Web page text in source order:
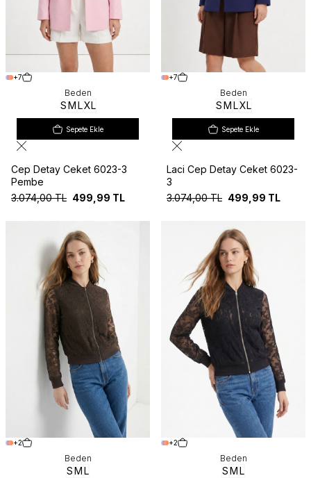
+7
Beden
SMLXL
Sepete Ekle
Cep Detay Ceket 6023-3
Pembe
3.074,00TL 499,99 TL
+7
Beden
SMLXL
Sepete Ekle
Laci Cep Detay Ceket 6023-
3
3.074,00TL 499,99 TL
+2
Beden
SML
+2
Beden
SML